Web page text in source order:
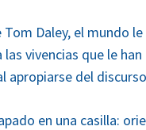
Tom Daley, el mundo
las vivencias que le
apropiarse del
en una casilla: